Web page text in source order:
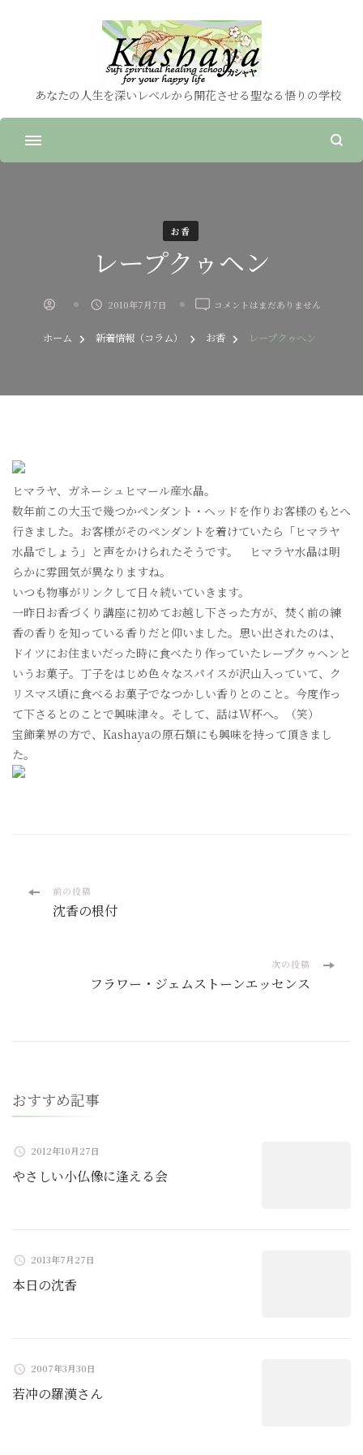
あなたの人生を深いレベルから開花させる聖なる悟りの学校
お香
レープクゥヘン
2010年7月7日
レ
プ
ン
コメントはまだありません
ホーム 新着情報（コラム） お香 レープクゥヘン
ヒマラヤ、ガネーシュヒマール産水晶。
数年前この大玉で幾つかペンダント・ヘッドを作りお客様のもとへ
行きました。お客様がそのペンダントを着けていたら「ヒマラヤ
水晶でしょう」と声をかけられたそうです。 ヒマラヤ水晶は明
らかに雰囲気が異なりますね。
いつも物事がリンクして日々続いていきます。
一昨日お香づくり講座に初めてお越し下さった方が、焚く前の練
香の香りを知っている香りだと仰いました。思い出されたのは、
ドイツにお住まいだった時に食べたり作っていたレープクゥヘンと
いうお菓子。丁子をはじめ色々なスパイスが沢山入っていて、ク
リスマス頃に食べるお菓子でなつかしい香りとのこと。今度作っ
て下さるとのことで興味津々。そして、話はW杯へ。（笑）
宝飾業界の方で、Kashayaの原石類にも興味を持って頂きまし
た。
投
シ
ョ
ン
前の投稿
沈香の根付
次の投稿
フラワー・ジェムストーンエッセンス
おすすめ記事
2012年10月27日
やさしい小仏像に逢える会
2013年7月27日
本日の沈香
2007年3月30日
若冲の羅漢さん